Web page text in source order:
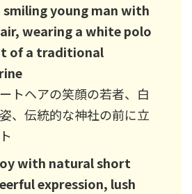
young man with
wearing a white polo
of a traditional
トヘアの笑顔の若者、白
、伝統的な神社の前に立
with natural short
expression, lush